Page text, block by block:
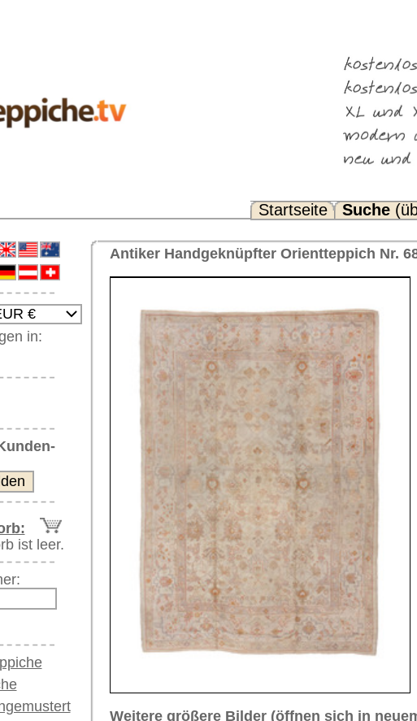
Noch Fragen? FAQ...
Weitere größere Bilder (öffnen sich in neuem Fenster)
Bitte klicken Sie auf die kleinen Bilder weiter unten für Bilder in höherer Auflösung
Hauptbild Bild Nr. 2 Bild Nr. 4 Bild Nr. 5
Bild Nr. 6
Artikelnummer:
Name/Provenienz: Uschak, ca. 1920